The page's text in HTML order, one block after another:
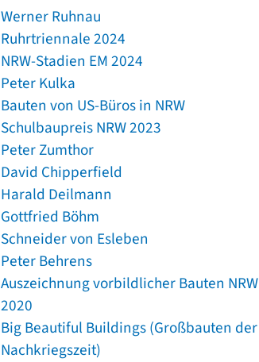
Werner Ruhnau
Ruhrtriennale 2024
NRW-Stadien EM 2024
Peter Kulka
Bauten von US-Büros in NRW
Schulbaupreis NRW 2023
Peter Zumthor
David Chipperfield
Harald Deilmann
Gottfried Böhm
Schneider von Esleben
Peter Behrens
Auszeichnung vorbildlicher Bauten NRW
2020
Big Beautiful Buildings (Großbauten der
Nachkriegszeit)